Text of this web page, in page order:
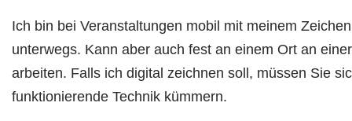
Ich bin bei Veranstaltungen mobil mit meinem
unterwegs. Kann aber auch fest an einem Ort an
arbeiten. Falls ich digital zeichnen soll, müssen Sie
funktionierende Technik kümmern.